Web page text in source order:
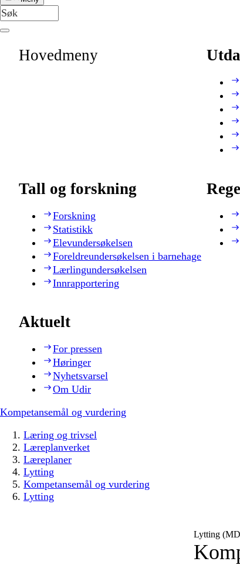
Hovedmeny
Tall og forskning
Forskning
Statistikk
Elevundersøkelsen
Foreldreundersøkelsen i barnehage
Lærlingundersøkelsen
Innrapportering
Aktuelt
For pressen
Høringer
Nyhetsvarsel
Om Udir
Kompetansemål og vurdering
Læring og trivsel
Læreplanverket
Læreplaner
Lytting
Kompetansemål og vurdering
Lytting
Lytting